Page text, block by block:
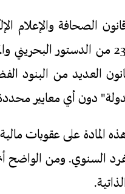
دون أي معايير
السنوي. ومن الواضح